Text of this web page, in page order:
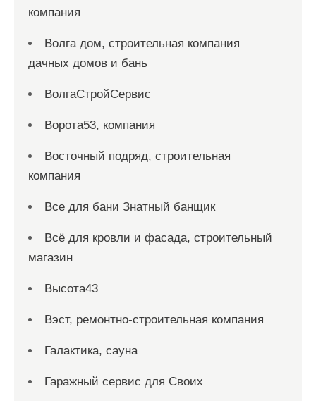
компания
Волга дом, строительная компания
дачных домов и бань
ВолгаСтройСервис
Ворота53, компания
Восточный подряд, строительная
компания
Все для бани Знатный банщик
Всё для кровли и фасада, строительный
магазин
Высота43
Вэст, ремонтно-строительная компания
Галактика, сауна
Гаражный сервис для Своих